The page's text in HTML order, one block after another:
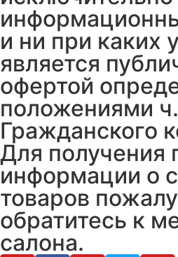
и ни при каких
является
офертой
положениями
Гражданского
Для получения
информации о
товаров
обратитесь к
салона.